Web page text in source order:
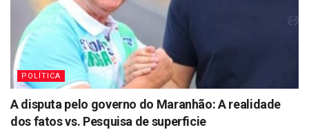
POLÍTICA
A disputa pelo governo do Maranhão: A realidade
dos fatos vs. Pesquisa de superficie